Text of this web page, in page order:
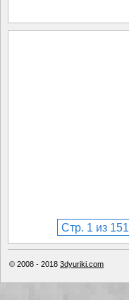
Стр. 1 из 151
© 2008 - 2018 3dyuriki.com